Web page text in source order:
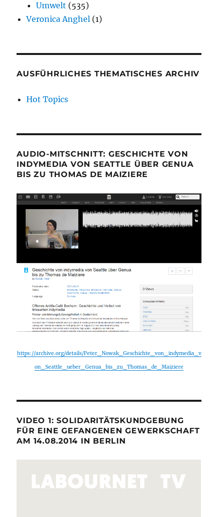
Umwelt (535)
Veronica Anghel (1)
AUSFÜHRLICHES THEMATISCHES ARCHIV
Hot Topics
AUDIO-MITSCHNITT: GESCHICHTE VON
INDYMEDIA VON SEATTLE ÜBER GENUA
BIS ZU THOMAS DE MAIZIERE
https://archive.org/details/Peter_Nowak_Geschichte_von_indymedia_v
on_Seattle_ueber_Genua_bis_zu_Thomas_de_Maiziere
VIDEO 1: SOLIDARITÄTSKUNDGEBUNG
FÜR EINE GEFANGENEN GEWERKSCHAFT
AM 14.08.2014 IN BERLIN